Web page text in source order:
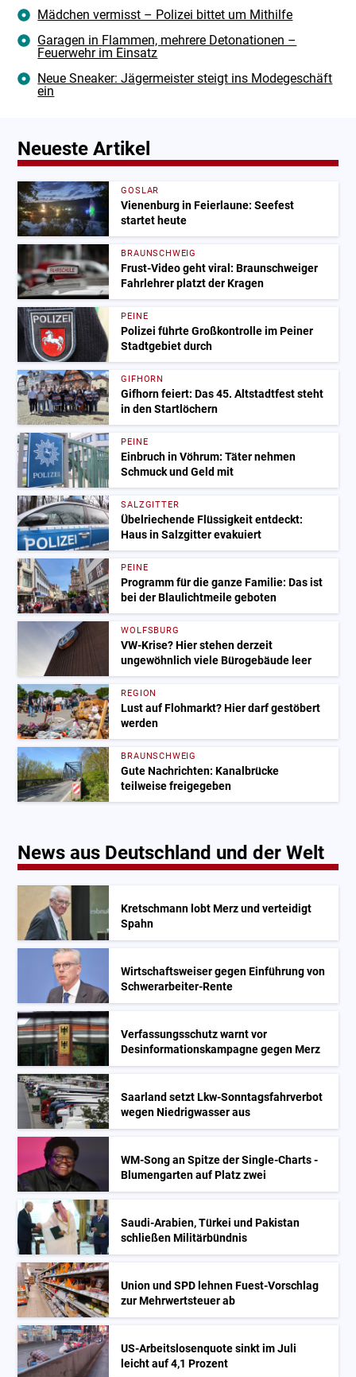
Mädchen vermisst – Polizei bittet um Mithilfe
Garagen in Flammen, mehrere Detonationen –
Feuerwehr im Einsatz
Neue Sneaker: Jägermeister steigt ins Modegeschäft
ein
Neueste Artikel
GOSLAR
Vienenburg in Feierlaune: Seefest
startet heute
BRAUNSCHWEIG
Frust-Video geht viral: Braunschweiger
Fahrlehrer platzt der Kragen
PEINE
Polizei führte Großkontrolle im Peiner
Stadtgebiet durch
GIFHORN
Gifhorn feiert: Das 45. Altstadtfest steht
in den Startlöchern
PEINE
Einbruch in Vöhrum: Täter nehmen
Schmuck und Geld mit
SALZGITTER
Übelriechende Flüssigkeit entdeckt:
Haus in Salzgitter evakuiert
PEINE
Programm für die ganze Familie: Das ist
bei der Blaulichtmeile geboten
WOLFSBURG
VW-Krise? Hier stehen derzeit
ungewöhnlich viele Bürogebäude leer
REGION
Lust auf Flohmarkt? Hier darf gestöbert
werden
BRAUNSCHWEIG
Gute Nachrichten: Kanalbrücke
teilweise freigegeben
News aus Deutschland und der Welt
Kretschmann lobt Merz und verteidigt
Spahn
Wirtschaftsweiser gegen Einführung von
Schwerarbeiter-Rente
Verfassungsschutz warnt vor
Desinformationskampagne gegen Merz
Saarland setzt Lkw-Sonntagsfahrverbot
wegen Niedrigwasser aus
WM-Song an Spitze der Single-Charts -
Blumengarten auf Platz zwei
Saudi-Arabien, Türkei und Pakistan
schließen Militärbündnis
Union und SPD lehnen Fuest-Vorschlag
zur Mehrwertsteuer ab
US-Arbeitslosenquote sinkt im Juli
leicht auf 4,1 Prozent